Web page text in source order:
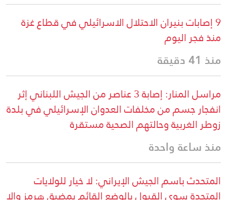
9 إصابات بنيران الاحتلال الاسرائيلي في قطاع غزة
منذ فجر اليوم
منذ 41 دقيقة
مراسل المنار: إصابة 3 عناصر من الجيش اللبناني إثر
انفجار جسم من مخلفات العدوان الإسرائيلي في بلدة
زوطر الغربية وحالتهم الصحية مستقرة
منذ ساعة واحدة
المتحدث باسم الجيش الإيراني: لا خيار للولايات
المتحدة سوى القبول بالوضع القائم بمضيق هرمز وإلا